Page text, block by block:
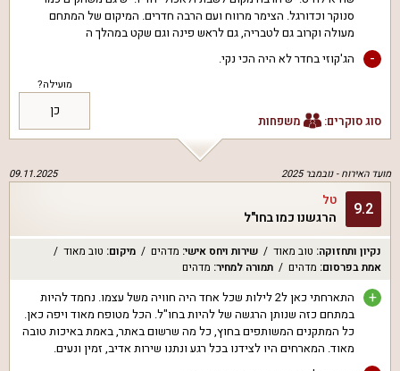
סנוקר וכדורגל. הצימר מרווח ועם הרבה חדרים. המיקום של המתחם
מעולה וקרוב גם לטבריה, גם לראש פינה וגם שקט במהלך ה
- הג'קוזי בחדר לא היה הכי נקי.
סוג סוקרים: משפחות
מועילה?
כן
מועד האירוח -נובמבר 2025 09.11.2025
9.2 טל
הרגשנו כמו בחו"ל
נקיון ותחזוקה: טוב מאוד שירות ויחס אישי: מדהים מיקום: טוב מאוד
אמת בפרסום: מדהים תמורה למחיר: מדהים
+
התארחתי כאן ל2 לילות שכל אחד היה חוויה משל עצמו. נחמד להיות
במתחם כזה שנותן הרגשה של להיות בחו"ל. הכל מטופח מאוד ויפה כאן.
כל המתקנים המשותפים בחוץ, כל מה שרשום באתר, באמת באיכות טובה
מאוד. המארחים היו לצידנו בכל רגע ונתנו שירות אדיב, זמין ונעים.